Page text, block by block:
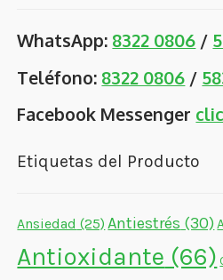
WhatsApp: 8322 0806 /
Teléfono: 8322 0806 /
Facebook Messenger
Etiquetas del Producto
Ansiedad (25) Antiestrés (30)
Antioxidante (66)